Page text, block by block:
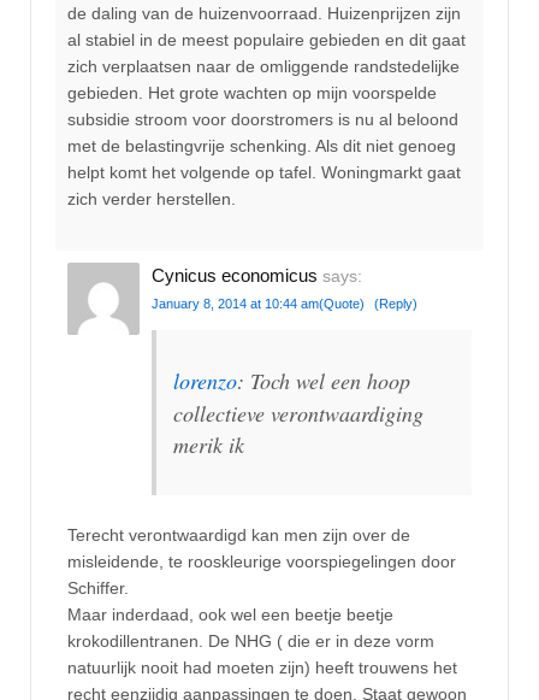
de daling van de huizenvoorraad. Huizenprijzen zijn
al stabiel in de meest populaire gebieden en dit gaat
zich verplaatsen naar de omliggende randstedelijke
gebieden. Het grote wachten op mijn voorspelde
subsidie stroom voor doorstromers is nu al beloond
met de belastingvrije schenking. Als dit niet genoeg
helpt komt het volgende op tafel. Woningmarkt gaat
zich verder herstellen.
Cynicus economicus says:
January 8, 2014 at 10:44 am(Quote) (Reply)
lorenzo: Toch wel een hoop
collectieve verontwaardiging
merik ik
Terecht verontwaardigd kan men zijn over de
misleidende, te rooskleurige voorspiegelingen door
Schiffer.
Maar inderdaad, ook wel een beetje beetje
krokodillentranen. De NHG ( die er in deze vorm
natuurlijk nooit had moeten zijn) heeft trouwens het
recht eenzijdig aanpassingen te doen. Staat gewoon